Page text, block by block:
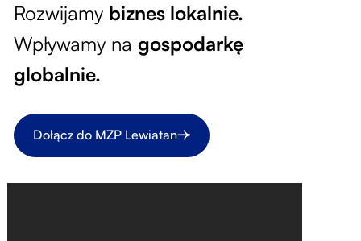
Rozwijamy biznes lokalnie.
Wpływamy na gospodarkę
globalnie.
Dołącz do MZP Lewiatan